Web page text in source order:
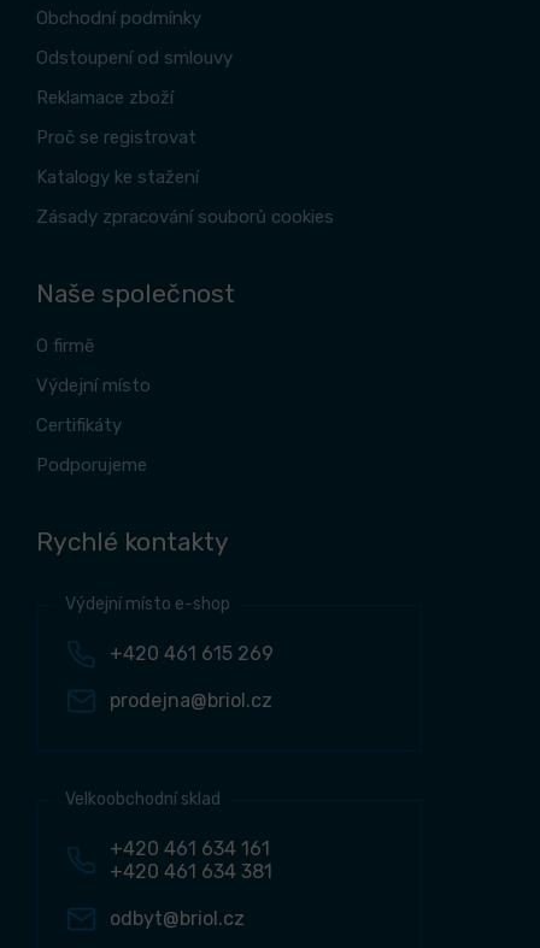
Obchodní podmínky
Odstoupení od smlouvy
Reklamace zboží
Proč se registrovat
Katalogy ke stažení
Zásady zpracování souborů cookies
Naše společnost
O firmě
Výdejní místo
Certifikáty
Podporujeme
Rychlé kontakty
Výdejní místo e-shop
+420 461 615 269
prodejna@briol.cz
Velkoobchodní sklad
+420 461 634 161
+420 461 634 381
odbyt@briol.cz